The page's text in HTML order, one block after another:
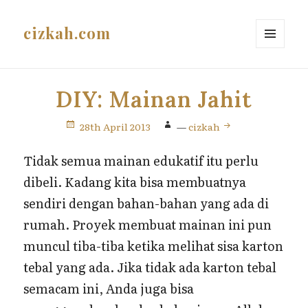
cizkah.com
DIY: Mainan Jahit
28th April 2013 —cizkah
Tidak semua mainan edukatif itu perlu
dibeli. Kadang kita bisa membuatnya
sendiri dengan bahan-bahan yang ada di
rumah. Proyek membuat mainan ini pun
muncul tiba-tiba ketika melihat sisa karton
tebal yang ada. Jika tidak ada karton tebal
semacam ini, Anda juga bisa